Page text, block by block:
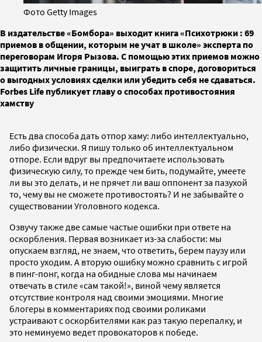
Фото Getty Images
В издательстве «Бомбора» выходит книга «Психотрюки : 69
приемов в общении, которым не учат в школе» эксперта по
переговорам Игоря Рызова. С помощью этих приемов можно
защитить личные границы, выиграть в споре, договориться
о выгодных условиях сделки или убедить себя не сдаваться.
Forbes Life публикует главу о способах противостояния
хамству
Есть два способа дать отпор хаму: либо интеллектуально,
либо физически. Я пишу только об интеллектуальном
отпоре. Если вдруг вы предпочитаете использовать
физическую силу, то прежде чем бить, подумайте, умеете
ли вы это делать, и не прячет ли ваш оппонент за пазухой
то, чему вы не сможете противостоять? И не забывайте о
существовании Уголовного кодекса.
Озвучу также две самые частые ошибки при ответе на
оскорбления. Первая возникает из-за слабости: мы
опускаем взгляд, не знаем, что ответить, берем паузу или
просто уходим. А вторую ошибку можно сравнить с игрой
в пинг-понг, когда на обидные слова мы начинаем
отвечать в стиле «сам такой!», виной чему является
отсутствие контроля над своими эмоциями. Многие
блогеры в комментариях под своими роликами
устраивают с оскорбителями как раз такую перепалку, и
это неминуемо ведет провокаторов к победе.